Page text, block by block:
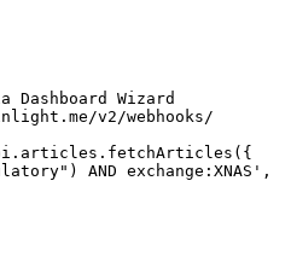
Dashboard Wizard
v2/webhooks/
AND exchange:XNAS',